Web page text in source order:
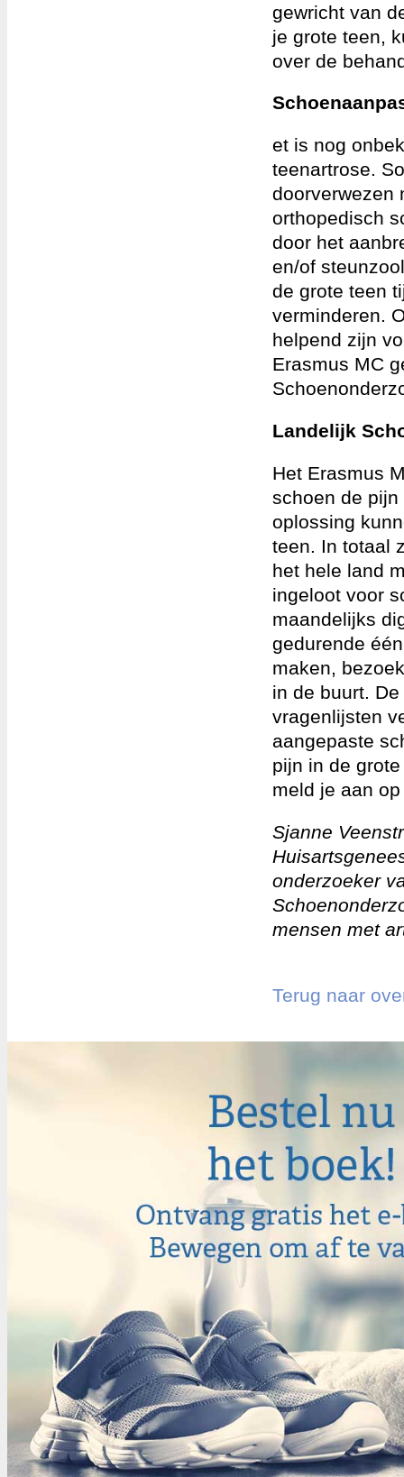
gewricht van
je grote teen,
over de
et is nog
teenartrose.
doorverwezen
orthopedisch
door het
en/of
de grote teen
verminderen.
helpend zijn
Erasmus MC
Landelijk
Het Erasmus
schoen de
oplossing
teen. In totaal
het hele land
ingeloot voor
maandelijks
gedurende
maken,
in de buurt.
vragenlijsten
aangepaste
pijn in de
meld je aan
Sjanne
onderzoeker
mensen met
Terug naar